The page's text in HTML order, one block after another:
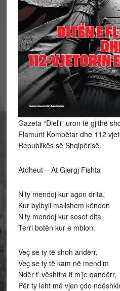
Gazeta “Dielli” uron të gjithë
Flamurit Kombëtar dhe 112
Republikës së Shqipërisë.
Atdheut – At Gjergj Fishta
N’ty mendoj kur agon drita,
Kur bylbyli mallshem këndon
N’ty mendoj kur soset dita
Terri botën kur e mblon.
Veç se ty të shoh andërr,
Veç se ty të kam në mendim
Ndër t’ vështira ti m’je qandërr,
Për ty leht më vjen çdo